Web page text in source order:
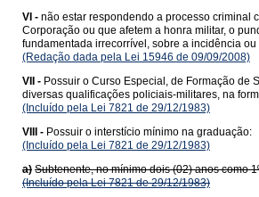
VI - não estar respondendo a processo criminal
Corporação ou que afetem a honra militar, o
fundamentada irrecorrível, sobre a incidência
(Redação dada pela Lei 15946 de 09/09/2008)
VII - Possuir o Curso Especial, de Formação de
diversas qualificações policiais-militares, na
(Incluído pela Lei 7821 de 29/12/1983)
VIII - Possuir o interstício mínimo na graduação:
(Incluído pela Lei 7821 de 29/12/1983)
a) Subtenente, no mínimo dois (02) anos como
(Incluído pela Lei 7821 de 29/12/1983)